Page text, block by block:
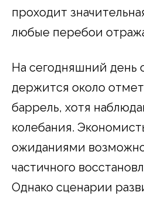
проходит
любые перебои
На сегодняшний день
держится около
баррель, хотя
колебания.
ожиданиями
частичного
Однако сценарии